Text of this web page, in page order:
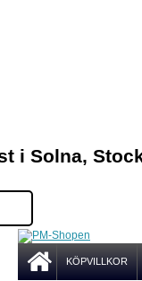
i Solna,
KÖPVILLKOR